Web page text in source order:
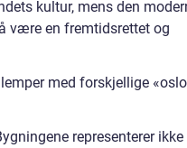
kultur, mens den
være en fremtidsrettet og
med forskjellige «oslo
representerer ikke